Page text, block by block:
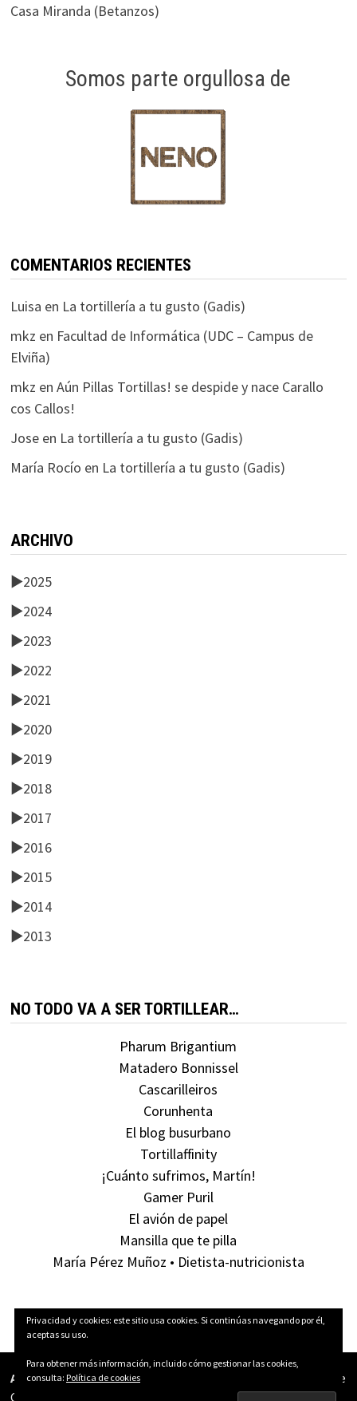
Casa Miranda (Betanzos)
Somos parte orgullosa de
COMENTARIOS RECIENTES
Luisa en La tortillería a tu gusto (Gadis)
mkz en Facultad de Informática (UDC – Campus de
Elviña)
mkz en Aún Pillas Tortillas! se despide y nace Carallo
cos Callos!
Joseen La tortillería a tu gusto (Gadis)
María Rocío en La tortillería a tu gusto (Gadis)
ARCHIVO
►2025
►2024
►2023
►2022
►2021
►2020
►2019
►2018
►2017
►2016
►2015
►2014
►2013
NO TODO VA A SER TORTILLEAR…
Pharum Brigantium
Matadero Bonnissel
Cascarilleiros
Corunhenta
El blog busurbano
Tortillaffinity
¡Cuánto sufrimos, Martín!
Gamer Puril
El avión de papel
Mansilla que te pilla
María Pérez Muñoz • Dietista-nutricionista
Aún Pillas Tortillas!está publicado bajo una licencia
Creative
Commons
Privacidad y cookies: este sitio usa cookies. Si continúas navegando por él,
aceptas su uso.
Para obtener más información, incluido cómo gestionar las cookies,
consulta: Política de cookies